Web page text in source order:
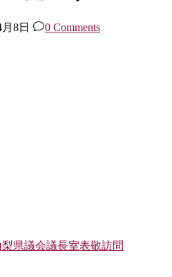
8日 0 Comments
梨県議会議長室表敬訪問